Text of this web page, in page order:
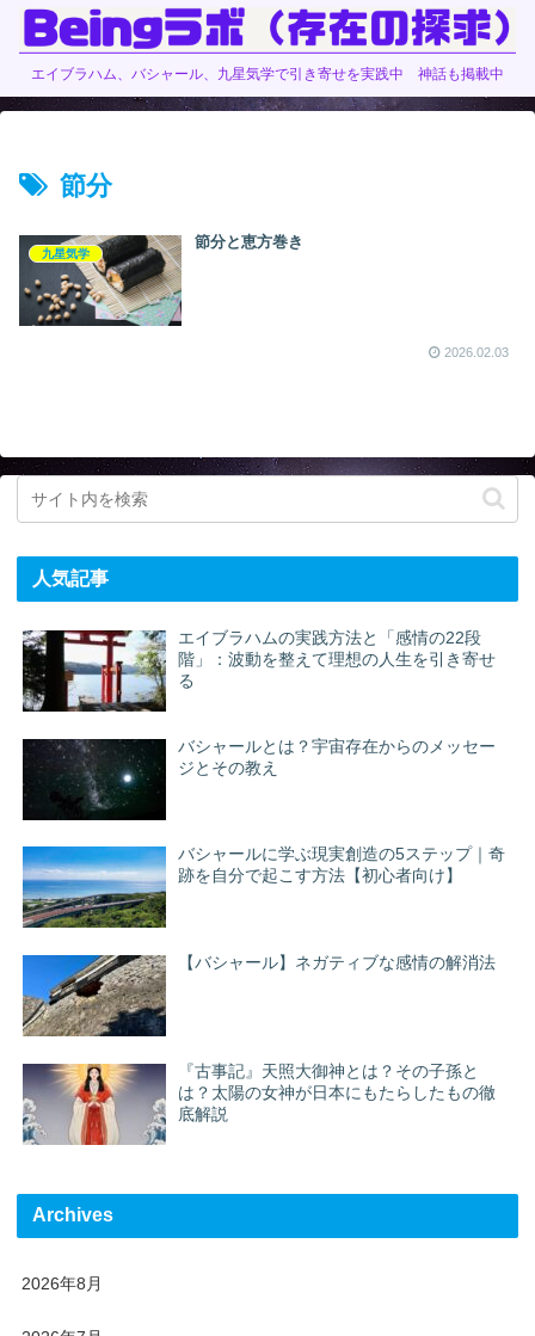
エイブラハム、バシャール、九星気学で引き寄せを実践中 神話も掲載中
節分
九星気学
節分と恵方巻き
2026.02.03
人気記事
エイブラハムの実践方法と「感情の22段
階」：波動を整えて理想の人生を引き寄せ
る
バシャールとは？宇宙存在からのメッセー
ジとその教え
バシャールに学ぶ現実創造の5ステップ｜奇
跡を自分で起こす方法【初心者向け】
【バシャール】ネガティブな感情の解消法
『古事記』天照大御神とは？その子孫と
は？太陽の女神が日本にもたらしたもの徹
底解説
Archives
2026年8月